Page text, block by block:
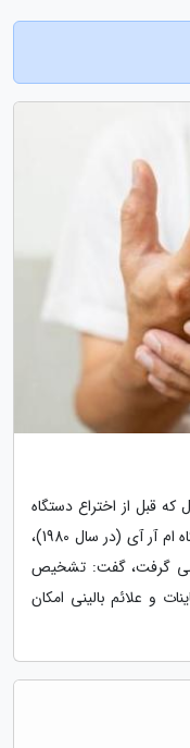
قبل از اختراع دستگاه
سی تی اسکن (در سال 1970) و بعلاوه دستگاه ام آر آی (در سال 1980)،
می گرفت، گفت: تشخیص
و علائم بالینی امکان